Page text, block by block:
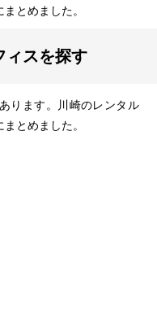
とめました。
ィスを探す
ります。川崎のレンタル
とめました。